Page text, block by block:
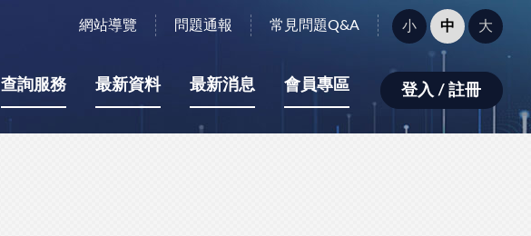
網站導覽 問題通報 常見問題Q&A
字
型
小：
小 中 大
查詢服務 最新資料 最新消息 會員專區 登入 / 註冊